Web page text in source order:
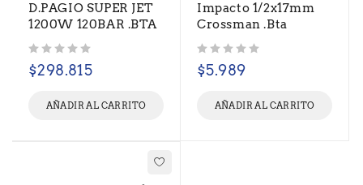
D.PAGIO SUPER JET
1200W 120BAR .BTA
$298.815
AÑADIR AL CARRITO
Impacto 1/2x17mm
Crossman .Bta
$5.989
AÑADIR AL CARRITO